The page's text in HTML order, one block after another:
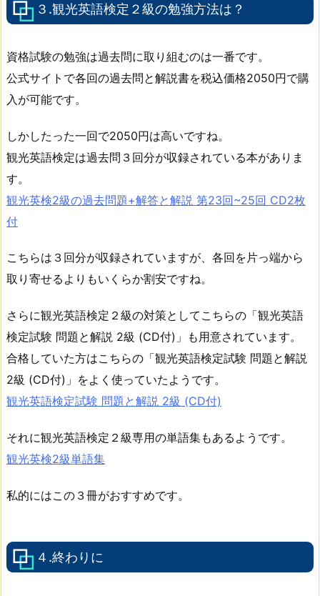
３.観光英語検定２級の勉強方法は？
資格試験の勉強は過去問に取り組むのは一番です。
公式サイトで各回の過去問と解説書を税込価格2050円で購
入が可能です。
しかしたった一回で2050円は高いですね。
観光英語検定は過去問３回分が収録されている本がありま
す。
観光英検2級の過去問題+解答と解説 第23回~25回 CD2枚
付
こちらは３回分が収録されていますが、各回を片っ端から
取り寄せるよりもいくらか割安ですね。
さらに観光英語検定２級の対策としてこちらの「観光英語
検定試験 問題と解説 2級 (CD付)」も用意されています。
合格していた方はこちらの「観光英語検定試験 問題と解説
2級 (CD付)」をよく使っていたようです。
観光英語検定試験 問題と解説 2級 (CD付)
それに観光英語検定２級専用の単語集もあるようです。
観光英検2級単語集
私的にはこの３冊がおすすめです。
４.終わりに